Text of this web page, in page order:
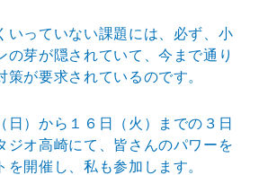
いっていない課題には、必ず、小
の芽が隠されていて、今まで通り
策が要求されているのです。
日）から１６日（火）までの３日
ジオ高崎にて、皆さんのパワーを
を開催し、私も参加します。